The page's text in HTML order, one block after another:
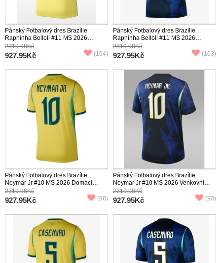
Pánský Fotbalový dres Brazílie
Raphinha Belloli #11 MS 2026
Domácí Krátký Rukáv
2319.98Kč
927.95Kč (104)
Pánský Fotbalový dres Brazílie
Raphinha Belloli #11 MS 2026
Venkovní Krátký Rukáv
2319.98Kč
927.95Kč (103)
Pánský Fotbalový dres Brazílie
Neymar Jr #10 MS 2026 Domácí
Krátký Rukáv
2319.98Kč
927.95Kč (96)
Pánský Fotbalový dres Brazílie
Neymar Jr #10 MS 2026 Venkovní
Krátký Rukáv
2319.98Kč
927.95Kč (90)